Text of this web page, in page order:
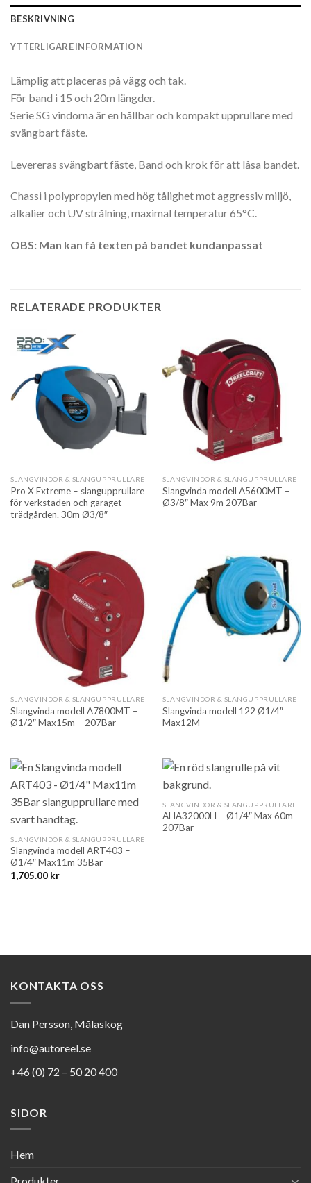
BESKRIVNING
YTTERLIGARE INFORMATION
Lämplig att placeras på vägg och tak.
För band i 15 och 20m längder.
Serie SG vindorna är en hållbar och kompakt upprullare med
svängbart fäste.
Levereras svängbart fäste, Band och krok för att låsa bandet.
Chassi i polypropylen med hög tålighet mot aggressiv miljö,
alkalier och UV strålning, maximal temperatur 65°C.
OBS: Man kan få texten på bandet kundanpassat
RELATERADE PRODUKTER
SLANGVINDOR & SLANGUPPRULLARE
Pro X Extreme – slangupprullare
för verkstaden och garaget
trädgården. 30m Ø3/8″
SLANGVINDOR & SLANGUPPRULLARE
Slangvinda modell A5600MT –
Ø3/8″ Max 9m 207Bar
SLANGVINDOR & SLANGUPPRULLARE
Slangvinda modell A7800MT –
Ø1/2″ Max15m – 207Bar
SLANGVINDOR & SLANGUPPRULLARE
Slangvinda modell 122 Ø1/4″
Max12M
SLANGVINDOR & SLANGUPPRULLARE
Slangvinda modell ART403 –
Ø1/4″ Max11m 35Bar
1,705.00 kr
SLANGVINDOR & SLANGUPPRULLARE
AHA32000H – Ø1/4″ Max 60m
207Bar
KONTAKTA OSS
Dan Persson, Målaskog
info@autoreel.se
+46 (0) 72 – 50 20 400
SIDOR
Hem